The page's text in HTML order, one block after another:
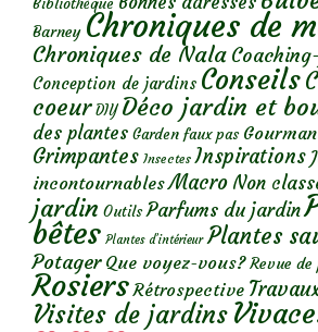
Bibliothèque
Barney Chroniques de
Chroniques de Nala
Conception de jardins Conseils
coeur DIY Déco jardin et
des plantes Garden faux pas
Grimpantes Insectes Inspirations
incontournables Macro Non
jardin Outils Parfums du jardin
bêtes Plantes d’intérieur Plantes
Potager Que voyez-vous? Revue de
Rosiers Rétrospective
Visites de jardins